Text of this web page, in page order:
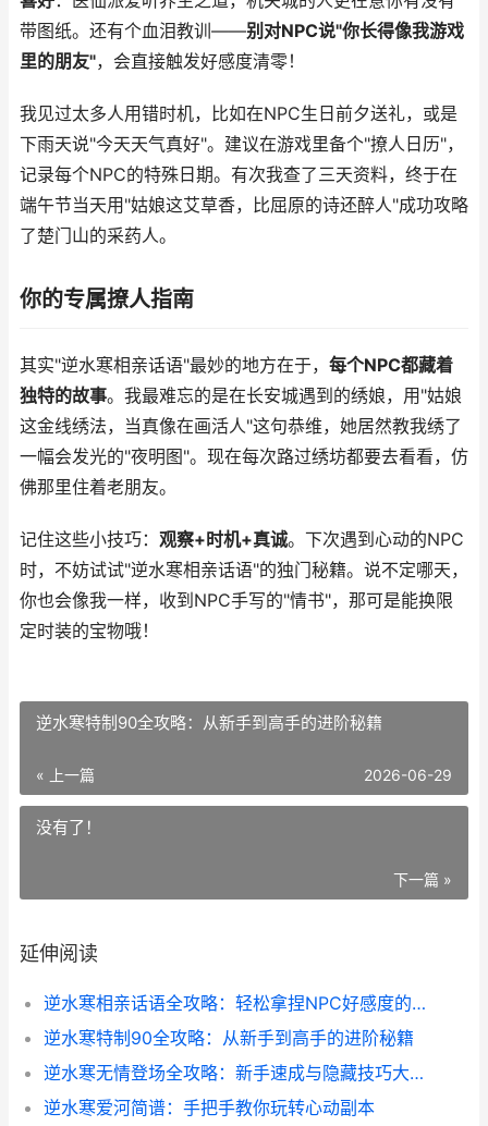
带图纸。还有个血泪教训——别对NPC说"你长得像我游戏
里的朋友"，会直接触发好感度清零！
我见过太多人用错时机，比如在NPC生日前夕送礼，或是
下雨天说"今天天气真好"。建议在游戏里备个"撩人日历"，
记录每个NPC的特殊日期。有次我查了三天资料，终于在
端午节当天用"姑娘这艾草香，比屈原的诗还醉人"成功攻略
了楚门山的采药人。
你的专属撩人指南
其实"逆水寒相亲话语"最妙的地方在于， 每个NPC都藏着
独特的故事。我最难忘的是在长安城遇到的绣娘，用"姑娘
这金线绣法，当真像在画活人"这句恭维，她居然教我绣了
一幅会发光的"夜明图"。现在每次路过绣坊都要去看看，仿
佛那里住着老朋友。
记住这些小技巧： 观察+时机+真诚。下次遇到心动的NPC
时，不妨试试"逆水寒相亲话语"的独门秘籍。说不定哪天，
你也会像我一样，收到NPC手写的"情书"，那可是能换限
定时装的宝物哦！
逆水寒特制90全攻略：从新手到高手的进阶秘籍
« 上一篇 2026-06-29
没有了！
下一篇 »
延伸阅读
逆水寒相亲话语全攻略：轻松拿捏NPC好感度的秘密
逆水寒特制90全攻略：从新手到高手的进阶秘籍
逆水寒无情登场全攻略：新手速成与隐藏技巧大揭秘
逆水寒爱河简谱：手把手教你玩转心动副本